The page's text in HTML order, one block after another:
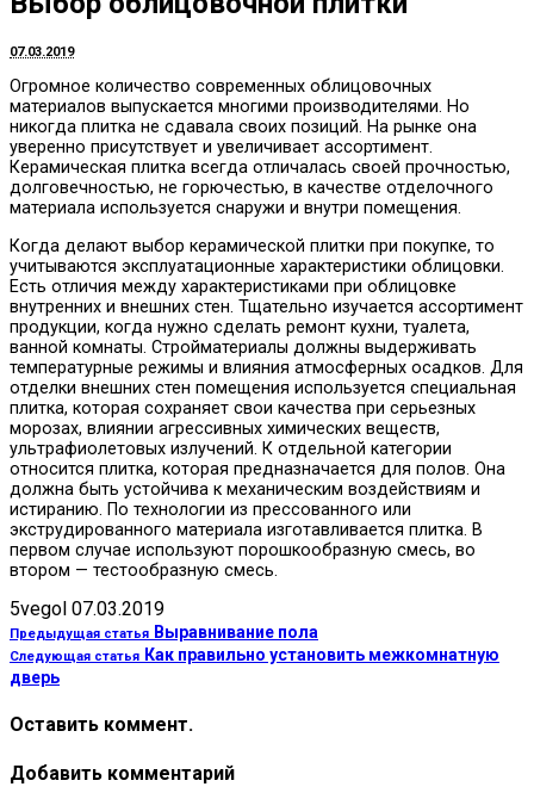
07.03.2019
Огромное количество современных облицовочных
материалов выпускается многими производителями. Но
никогда плитка не сдавала своих позиций. На рынке она
уверенно присутствует и увеличивает ассортимент.
Керамическая плитка всегда отличалась своей прочностью,
долговечностью, не горючестью, в качестве отделочного
материала используется снаружи и внутри помещения.
Когда делают выбор керамической плитки при покупке, то
учитываются эксплуатационные характеристики облицовки.
Есть отличия между характеристиками при облицовке
внутренних и внешних стен. Тщательно изучается ассортимент
продукции, когда нужно сделать ремонт кухни, туалета,
ванной комнаты. Стройматериалы должны выдерживать
температурные режимы и влияния атмосферных осадков. Для
отделки внешних стен помещения используется специальная
плитка, которая сохраняет свои качества при серьезных
морозах, влиянии агрессивных химических веществ,
ультрафиолетовых излучений. К отдельной категории
относится плитка, которая предназначается для полов. Она
должна быть устойчива к механическим воздействиям и
истиранию. По технологии из прессованного или
экструдированного материала изготавливается плитка. В
первом случае используют порошкообразную смесь, во
втором — тестообразную смесь.
5vegol 07.03.2019
Предыдущая статья Выравнивание пола
Следующая статья Как правильно установить межкомнатную
дверь
Оставить коммент.
Добавить комментарий